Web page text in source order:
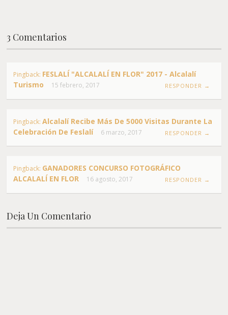
3 Comentarios
Pingback: FESLALÍ "ALCALALÍ EN FLOR" 2017 - Alcalalí
Turismo
15 febrero, 2017 RESPONDER →
Pingback:Alcalalí Recibe Más De 5000 Visitas Durante La
Celebración De Feslalí
6 marzo, 2017 RESPONDER →
Pingback: GANADORES CONCURSO FOTOGRÁFICO
ALCALALÍ EN FLOR
16 agosto, 2017 RESPONDER →
Deja Un Comentario